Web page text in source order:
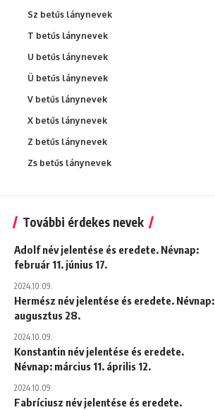
Sz betűs lánynevek
T betűs lánynevek
U betűs lánynevek
Ü betűs lánynevek
V betűs lánynevek
X betűs lánynevek
Z betűs lánynevek
Zs betűs lánynevek
További érdekes nevek
Adolf név jelentése és eredete. Névnap:
február 11. június 17.
2024.10.09.
Hermész név jelentése és eredete. Névnap:
augusztus 28.
2024.10.09.
Konstantin név jelentése és eredete.
Névnap: március 11. április 12.
2024.10.09.
Fabríciusz név jelentése és eredete.